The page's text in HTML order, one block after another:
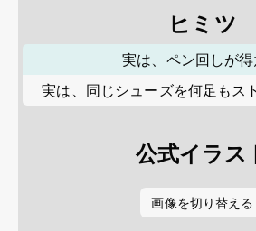
ヒミツ
実は、ペン回しが得
実は、同じシューズを何足もス
公式イラス
画像を切り替える